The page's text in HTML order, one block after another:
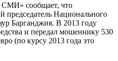
СМИ» сообщает, что
Национального
Барганджия. В 2013 году
и передал мошеннику 530
(по курсу 2013 года это